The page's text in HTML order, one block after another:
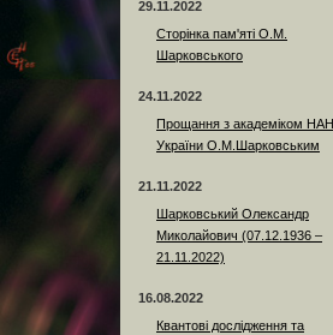
29.11.2022
Сторінка пам'яті О.М.
Шарковського
24.11.2022
Прощання з академіком НАН
України О.М.Шарковським
21.11.2022
Шарковський Олександр
Миколайович (07.12.1936 –
21.11.2022)
16.08.2022
Квантові дослідження та